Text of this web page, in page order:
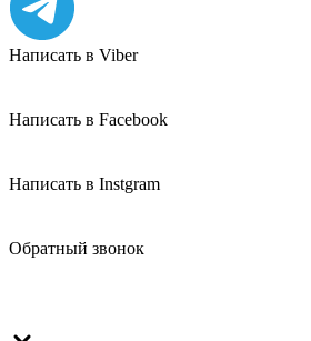
Написать в Viber
Написать в Facebook
Написать в Instgram
Обратный звонок